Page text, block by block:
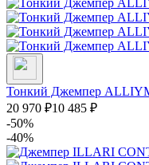
Тонкий Джемпер
20 970 ₽10 485 ₽
-50%
-40%